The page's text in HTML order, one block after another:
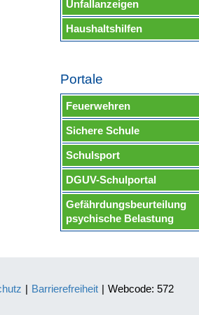
Unfallanzeigen
Haushaltshilfen
Portale
Feuerwehren
Sichere Schule
Schulsport
DGUV-Schulportal
Gefährdungsbeurteilung
psychische Belastung
| Barrierefreiheit | Webcode: 572